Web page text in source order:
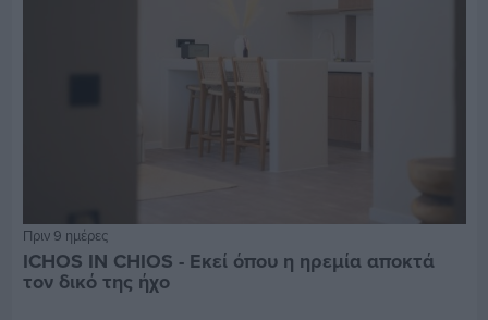
Πριν 9 ημέρες
ICHOS IN CHIOS - Εκεί όπου η ηρεμία αποκτά
τον δικό της ήχο